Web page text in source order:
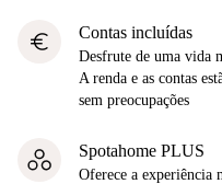
euro Contas incluídas
Desfrute de uma vida
A renda e as contas
sem preocupações
Spotahome PLUS
Oferece a experiência